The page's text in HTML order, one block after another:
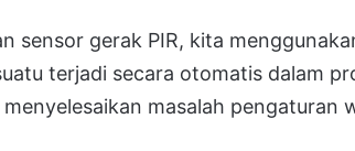
sensor gerak PIR, kita
terjadi secara otomatis dalam
masalah pengaturan